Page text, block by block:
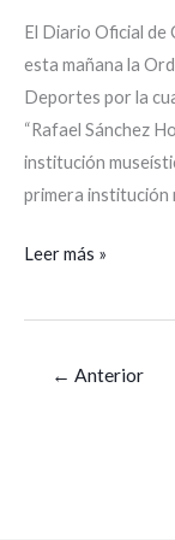
El Diario Oficial de
esta mañana la
Deportes por la
“Rafael Sánchez
institución
primera institución
Leer más »
← Anterior